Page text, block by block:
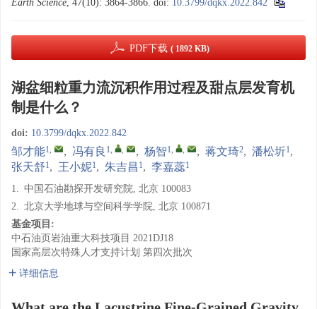
Earth Science, 47(10): 3864-3866. doi: 10.3799/dqkx.2022.842
PDF下载 ( 1892 KB)
湖盆细粒重力流沉积作用过程及甜点层发育机
制是什么？
doi: 10.3799/dqkx.2022.842
邹才能1, , 冯有良 1, , , 杨智1, , , 蒋文琦2, 潘松圻1,
张天舒1, 王小妮1, 朱吉昌 1, 李嘉蕊1
1. 中国石油勘探开发研究院, 北京 100083
2. 北京大学地球与空间科学学院, 北京 100871
基金项目:
中石油页岩油重大科技项目 2021DJ18
国家高层次特殊人才支持计划 第四次批次
详细信息